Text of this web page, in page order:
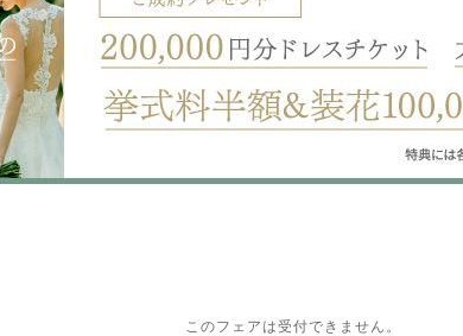
このフェアは受付できません。